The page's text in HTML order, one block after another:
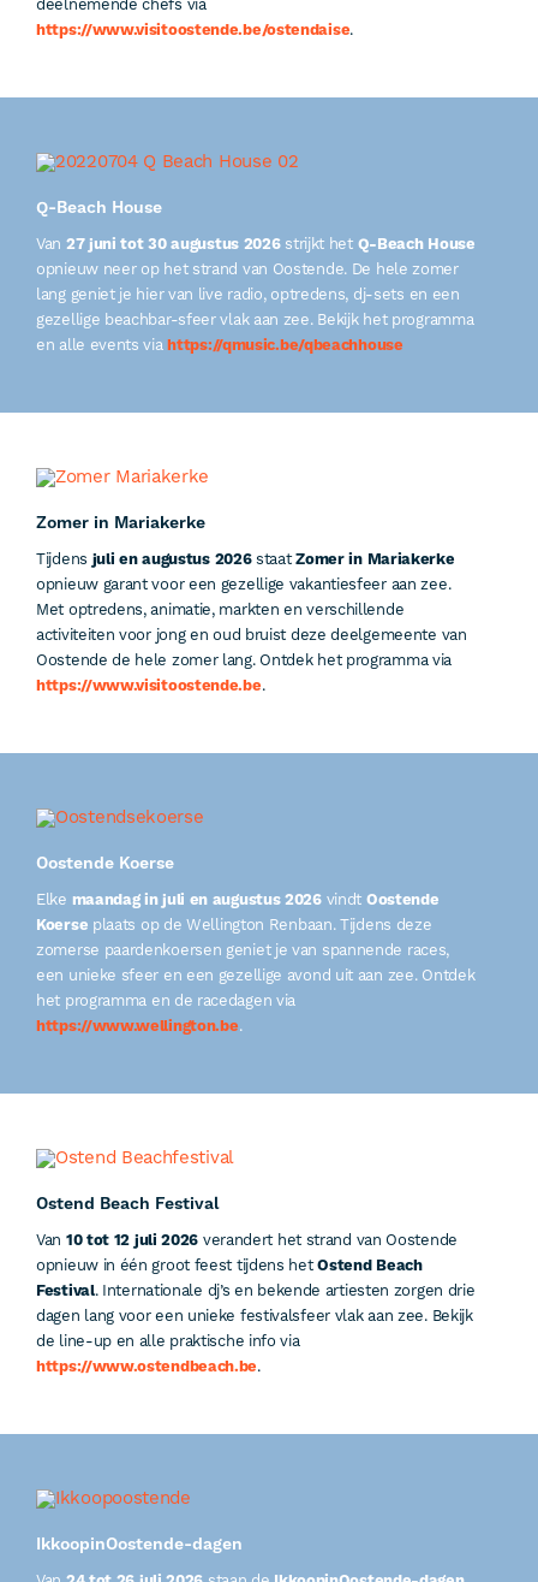
deelnemende chefs via
https://www.visitoostende.be/ostendaise.
Q-Beach House
Van 27 juni tot 30 augustus 2026strijkt het Q-Beach House
opnieuw neer op het strand van Oostende. De hele zomer
lang geniet je hier van live radio, optredens, dj-sets en een
gezellige beachbar-sfeer vlak aan zee. Bekijk het programma
en alle events viahttps://qmusic.be/qbeachhouse
Zomer in Mariakerke
Tijdens juli en augustus 2026staatZomer in Mariakerke
opnieuw garant voor een gezellige vakantiesfeer aan zee.
Met optredens, animatie, markten en verschillende
activiteiten voor jong en oud bruist deze deelgemeente van
Oostende de hele zomer lang. Ontdek het programma via
https://www.visitoostende.be.
Oostende Koerse
Elke maandag in juli en augustus 2026vindt Oostende
Koerse plaats op de Wellington Renbaan. Tijdens deze
zomerse paardenkoersen geniet je van spannende races,
een unieke sfeer en een gezellige avond uit aan zee. Ontdek
het programma en de racedagen via
https://www.wellington.be.
Ostend Beach Festival
Van 10 tot 12 juli 2026 verandert het strand van Oostende
opnieuw in één groot feest tijdens hetOstend Beach
Festival. Internationale dj’s en bekende artiesten zorgen drie
dagen lang voor een unieke festivalsfeer vlak aan zee. Bekijk
de line-up en alle praktische info via
https://www.ostendbeach.be.
IkkoopinOostende-dagen